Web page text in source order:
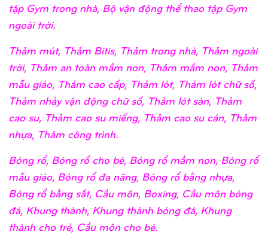
tập Gym trong nhà, Bộ vận động thể thao tập Gym
ngoài trời.
Thảm mút, Thảm Bitis, Thảm trong nhà, Thảm ngoài
trời, Thảm an toàn mầm non, Thảm mầm non, Thảm
mẫu giáo, Thảm cao cấp, Thảm lót, Thảm lót chữ số,
Thảm nhảy vận động chữ số, Thảm lót sàn, Thảm
cao su, Thảm cao su miếng, Thảm cao su cán, Thảm
nhựa, Thảm công trình.
Bóng rổ, Bóng rổ cho bé, Bóng rổ mầm non, Bóng rổ
mẫu giáo, Bóng rổ đa năng, Bóng rổ bằng nhựa,
Bóng rổ bằng sắt, Cầu môn, Boxing, Cầu môn bóng
đá, Khung thành, Khung thành bóng đá, Khung
thành cho trẻ, Cầu môn cho bé.